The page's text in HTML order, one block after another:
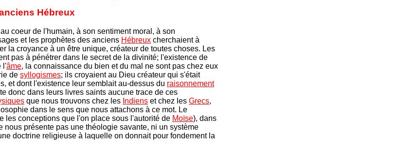
Hébreux
coeur de l'humain, à son sentiment moral, à son
et les prophètes des anciens Hébreux cherchaient à
la croyance à un être unique, créateur de toutes choses. Les
pas à pénétrer dans le secret de la divinité; l'existence de
l'âme, la connaissance du bien et du mal ne sont pas chez eux
de syllogismes; ils croyaient au Dieu créateur qui s'était
et dont l'existence leur semblait au-dessus du raisonnement
donc dans leurs livres saints aucune trace de ces
que nous trouvons chez les Indiens et chez les Grecs,
dans le sens que nous attachons à ce mot. Le
les conceptions que l'on place sous l'autorité de Moïse), dans
nous présente pas une théologie savante, ni un système
doctrine religieuse à laquelle on donnait pour fondement la